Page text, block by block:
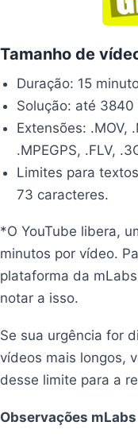
Tamanho de
Duração: 15
Solução: até 3840
Extensões: .MOV,
.MPEGPS, .FLV,
Limites para
73 caracteres.
*O YouTube libera,
minutos por vídeo.
plataforma da
notar a isso.
Se sua urgência for
vídeos mais longos,
desse limite para a
Observações mLabs